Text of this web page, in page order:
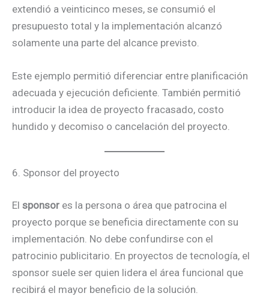
extendió a veinticinco meses, se consumió el
presupuesto total y la implementación alcanzó
solamente una parte del alcance previsto.
Este ejemplo permitió diferenciar entre planificación
adecuada y ejecución deficiente. También permitió
introducir la idea de proyecto fracasado, costo
hundido y decomiso o cancelación del proyecto.
6. Sponsor del proyecto
El sponsor es la persona o área que patrocina el
proyecto porque se beneficia directamente con su
implementación. No debe confundirse con el
patrocinio publicitario. En proyectos de tecnología, el
sponsor suele ser quien lidera el área funcional que
recibirá el mayor beneficio de la solución.